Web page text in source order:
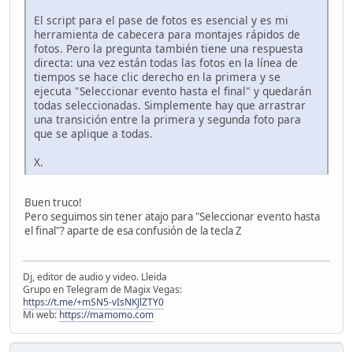
El script para el pase de fotos es esencial y es mi
herramienta de cabecera para montajes rápidos de
fotos. Pero la pregunta también tiene una respuesta
directa: una vez están todas las fotos en la línea de
tiempos se hace clic derecho en la primera y se
ejecuta "Seleccionar evento hasta el final" y quedarán
todas seleccionadas. Simplemente hay que arrastrar
una transición entre la primera y segunda foto para
que se aplique a todas.
X.
Buen truco!
Pero seguimos sin tener atajo para "Seleccionar evento hasta
el final"? aparte de esa confusión de la tecla Z
Dj, editor de audio y video. Lleida
Grupo en Telegram de Magix Vegas:
https://t.me/+mSN5-vIsNKJlZTY0
Mi web: https://mamomo.com